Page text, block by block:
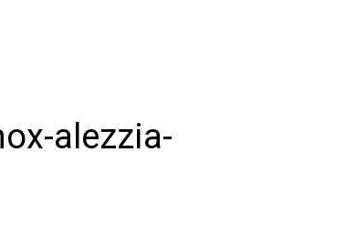
alezzia-